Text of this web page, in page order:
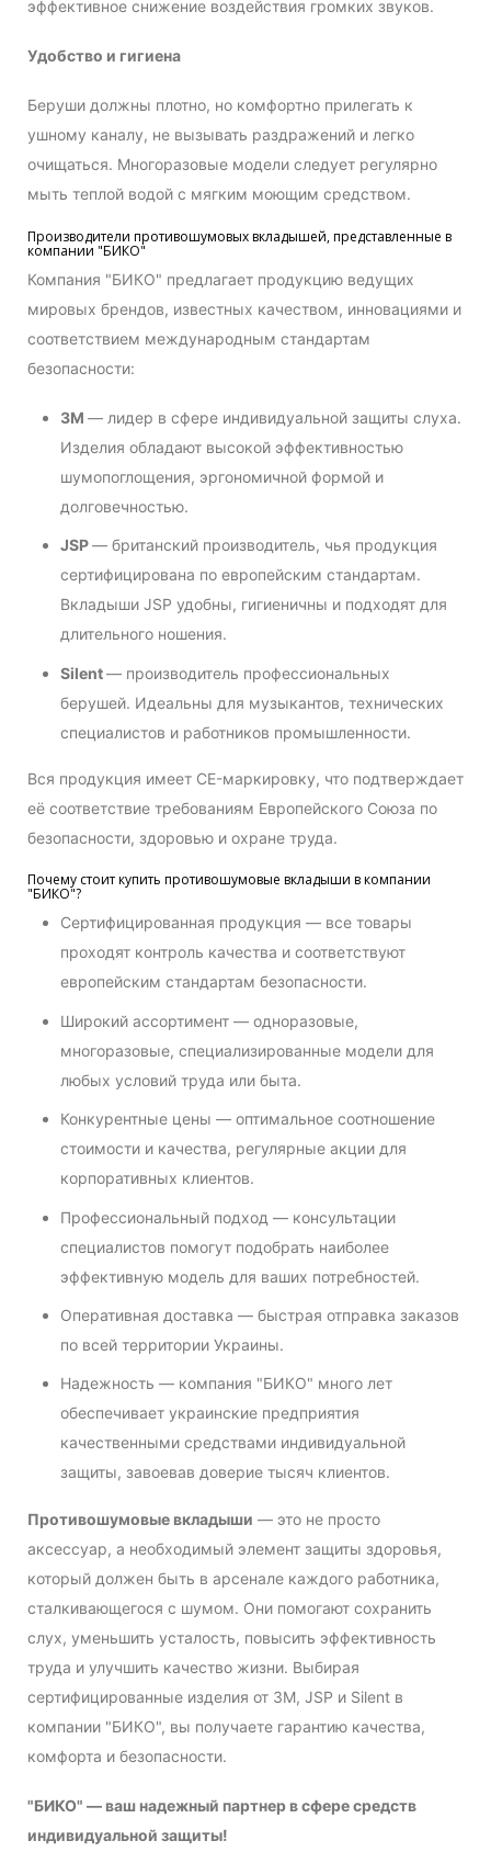
эффективное снижение воздействия громких звуков.
Удобство и гигиена
Беруши должны плотно, но комфортно прилегать к
ушному каналу, не вызывать раздражений и легко
очищаться. Многоразовые модели следует регулярно
мыть теплой водой с мягким моющим средством.
Производители противошумовых вкладышей, представленные в
компании "БИКО"
Компания "БИКО" предлагает продукцию ведущих
мировых брендов, известных качеством, инновациями и
соответствием международным стандартам
безопасности:
3M — лидер в сфере индивидуальной защиты слуха.
Изделия обладают высокой эффективностью
шумопоглощения, эргономичной формой и
долговечностью.
JSP— британский производитель, чья продукция
сертифицирована по европейским стандартам.
Вкладыши JSP удобны, гигиеничны и подходят для
длительного ношения.
Silent— производитель профессиональных
берушей. Идеальны для музыкантов, технических
специалистов и работников промышленности.
Вся продукция имеет CE-маркировку, что подтверждает
её соответствие требованиям Европейского Союза по
безопасности, здоровью и охране труда.
Почему стоит купить противошумовые вкладыши в компании
"БИКО"?
Сертифицированная продукция — все товары
проходят контроль качества и соответствуют
европейским стандартам безопасности.
Широкий ассортимент — одноразовые,
многоразовые, специализированные модели для
любых условий труда или быта.
Конкурентные цены — оптимальное соотношение
стоимости и качества, регулярные акции для
корпоративных клиентов.
Профессиональный подход — консультации
специалистов помогут подобрать наиболее
эффективную модель для ваших потребностей.
Оперативная доставка — быстрая отправка заказов
по всей территории Украины.
Надежность — компания "БИКО" много лет
обеспечивает украинские предприятия
качественными средствами индивидуальной
защиты, завоевав доверие тысяч клиентов.
Противошумовые вкладыши — это не просто
аксессуар, а необходимый элемент защиты здоровья,
который должен быть в арсенале каждого работника,
сталкивающегося с шумом. Они помогают сохранить
слух, уменьшить усталость, повысить эффективность
труда и улучшить качество жизни. Выбирая
сертифицированные изделия от 3M, JSP и Silent в
компании "БИКО", вы получаете гарантию качества,
комфорта и безопасности.
"БИКО" — ваш надежный партнер в сфере средств
индивидуальной защиты!